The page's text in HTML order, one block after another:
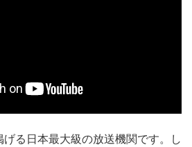
る日本最大級の放送機関です。し